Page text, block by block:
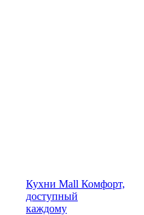
Кухни Mall Комфорт,
доступный
каждому